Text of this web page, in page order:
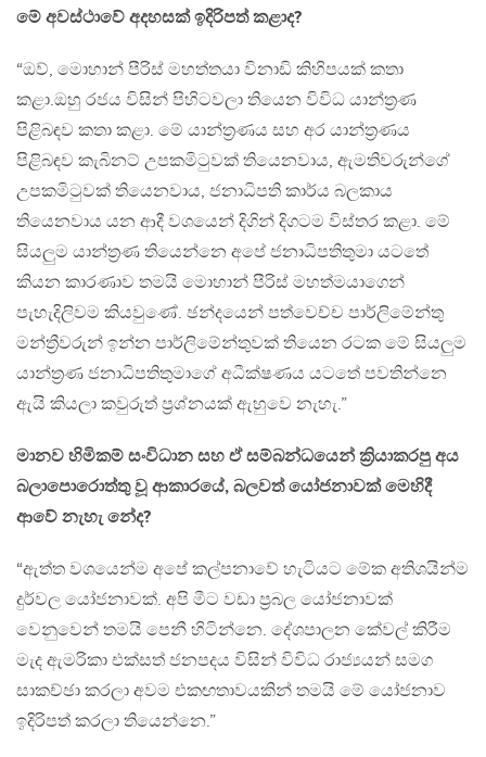
මේ අවස්ථාවේ අදහසක් ඉදිරිපත් කළාද?
“ඔව්, මොහාන් පීරිස් මහත්තයා විනාඩි කිහිපයක් කතා
කළා.ඔහු රජය විසින් පිහිටවලා තියෙන විවිධ යාන්ත්‍රණ
පිළිබඳව කතා කළා. මේ යාන්ත්‍රණය සහ අර යාන්ත්‍රණය
පිළිබඳව කැබිනට් උපකමිටුවක් තියෙනවාය, ඇමතිවරුන්ගේ
උපකමිටුවක් තියෙනවාය, ජනාධිපති කාර්ය බලකාය
තියෙනවාය යන ආදී වශයෙන් දිගින් දිගටම විස්තර කළා. මේ
සියලුම යාන්ත්‍රණ තියෙන්නෙ අපේ ජනාධිපතිතුමා යටතේ
කියන කාරණාව තමයි මොහාන් පීරිස් මහත්මයාගෙන්
පැහැදිලිවම කියවුණේ. ඡන්දයෙන් පත්වෙච්ච පාර්ලිමේන්තු
මන්ත්‍රීවරුන් ඉන්න පාර්ලිමේන්තුවක් තියෙන රටක මේ සියලුම
යාන්ත්‍රණ ජනාධිපතිතුමාගේ අධීක්ෂණය යටතේ පවතින්නෙ
ඇයි කියලා කවුරුත් ප්‍රශ්නයක් ඇහුවෙ නැහැ.”
මානව හිමිකම් සංවිධාන සහ ඒ සම්බන්ධයෙන් ක්‍රියාකරපු අය
බලාපොරොත්තු වූ ආකාරයේ, බලවත් යෝජනාවක් මෙහිදී
ආවේ නැහැ නේද?
“ඇත්ත වශයෙන්ම අපේ කල්පනාවේ හැටියට මේක අතිශයින්ම
දුර්වල යෝජනාවක්. අපි මීට වඩා ප්‍රබල යෝජනාවක්
වෙනුවෙන් තමයි පෙනී හිටින්නෙ. දේශපාලන කේවල් කිරීම
මැද ඇමරිකා එක්සත් ජනපදය විසින් විවිධ රාජ්‍යයන් සමග
සාකච්ඡා කරලා අවම එකඟතාවයකින් තමයි මේ යෝජනාව
ඉදිරිපත් කරලා තියෙන්නෙ.”